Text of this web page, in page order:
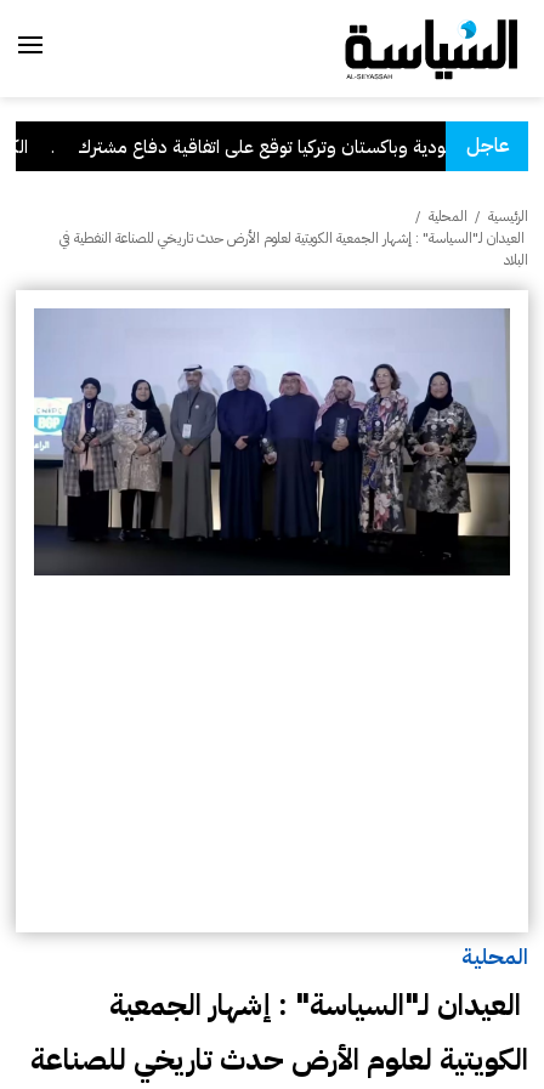
عاجل
السعودية وباكستان وتركيا توقع على اتفاقية دفاع مشترك
الرئيسية / المحلية /
‏ العيدان لـ"السياسة" : إشهار الجمعية الكويتية لعلوم الأرض حدث تاريخي للصناعة النفطية في
البلاد
المحلية
‏ العيدان لـ"السياسة" : إشهار الجمعية
الكويتية لعلوم الأرض حدث تاريخي للصناعة